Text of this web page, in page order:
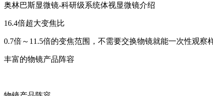
奥林巴斯显微镜-科研级系统体视显微镜介绍
16.4倍超大变焦比
0.7倍～11.5倍的变焦范围，不需要交换物镜就能一次性观察
丰富的物镜产品阵容